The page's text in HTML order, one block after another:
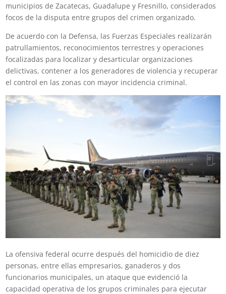
municipios de Zacatecas, Guadalupe y Fresnillo, considerados
focos de la disputa entre grupos del crimen organizado.
De acuerdo con la Defensa, las Fuerzas Especiales realizarán
patrullamientos, reconocimientos terrestres y operaciones
focalizadas para localizar y desarticular organizaciones
delictivas, contener a los generadores de violencia y recuperar
el control en las zonas con mayor incidencia criminal.
La ofensiva federal ocurre después del homicidio de diez
personas, entre ellas empresarios, ganaderos y dos
funcionarios municipales, un ataque que evidenció la
capacidad operativa de los grupos criminales para ejecutar